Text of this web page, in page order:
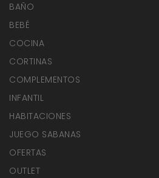
BAÑO
BEBÉ
COCINA
CORTINAS
COMPLEMENTOS
INFANTIL
HABITACIONES
JUEGO SABANAS
OFERTAS
OUTLET